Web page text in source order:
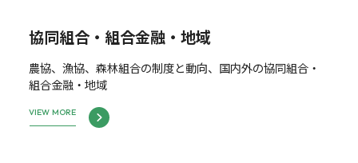
協同組合・組合金融・地域
農協、漁協、森林組合の制度と動向、国内外の協同組合・
組合金融・地域
VIEW MORE